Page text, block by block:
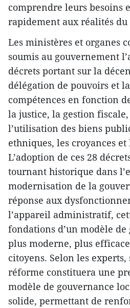
comprendre leurs besoins
rapidement aux réalités
Les ministères et organes
soumis au gouvernement
décrets portant sur la
délégation de pouvoirs et
compétences en fonction
la justice, la gestion
l’utilisation des biens
ethniques, les croyances
L’adoption de ces 28
tournant historique dans
modernisation de la
réponse aux
l’appareil administratif,
fondations d’un modèle
plus moderne, plus
citoyens. Selon les
réforme constituera une
modèle de gouvernance
solide, permettant de